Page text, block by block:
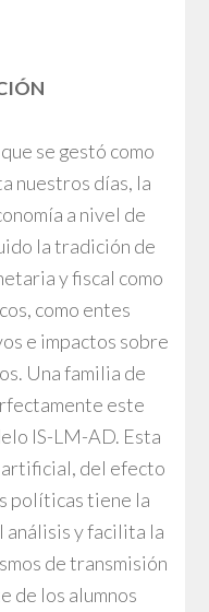
se gestó como
nuestros días, la
a nivel de
la tradición de
y fiscal como
como entes
e impactos sobre
Una familia de
este
IS-LM-AD. Esta
artificial, del efecto
políticas tiene la
análisis y facilita la
de transmisión
de los alumnos